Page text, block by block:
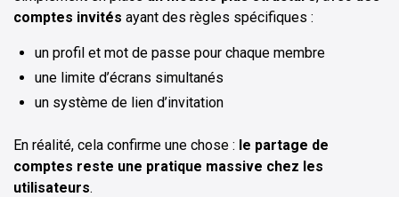
comptes invités ayant des règles spécifiques :
un profil et mot de passe pour chaque membre
une limite d’écrans simultanés
un système de lien d’invitation
En réalité, cela confirme une chose : le partage de
comptes reste une pratique massive chez les
utilisateurs.